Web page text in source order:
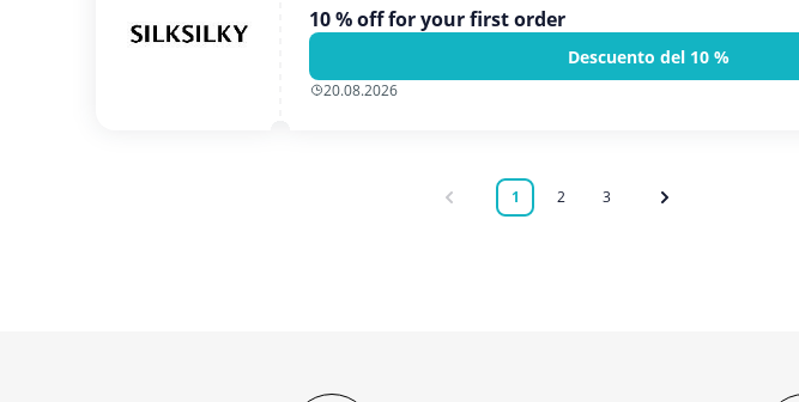
10 % off for your first order
Descuento del 10 %
20.08.2026
1 2 3